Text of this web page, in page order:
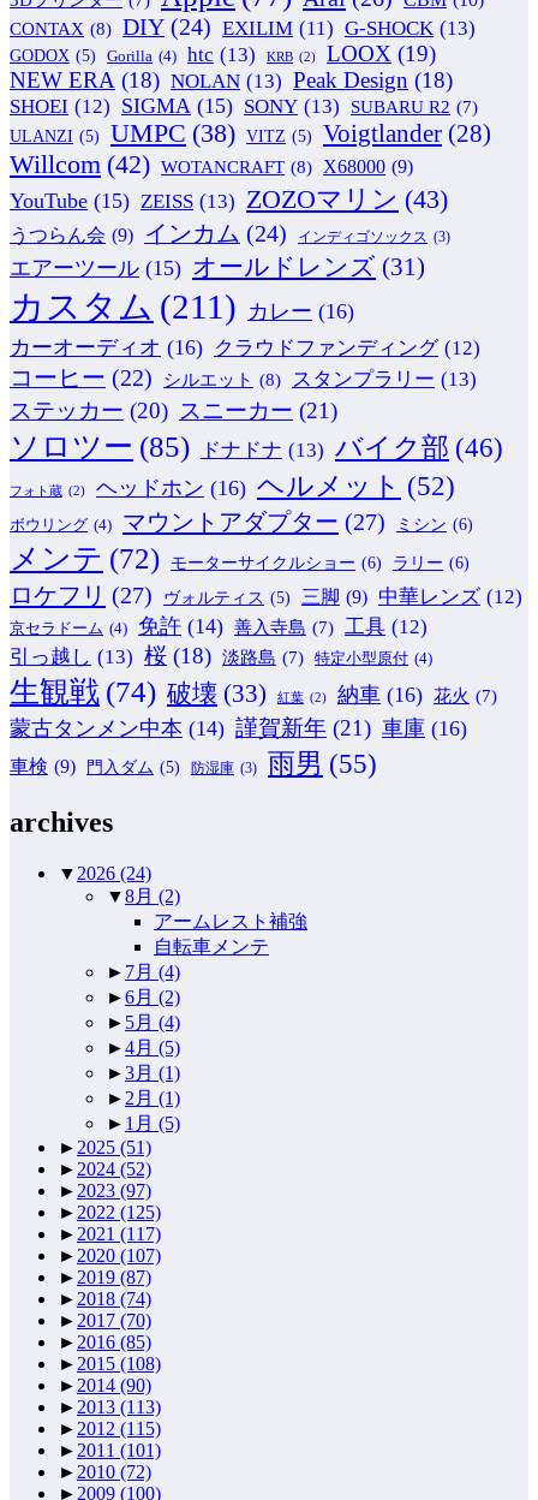
CONTAX (8) DIY (24) EXILIM (11) G-SHOCK (13)
GODOX (5) Gorilla (4) htc (13) KRB (2) LOOX (19)
NEW ERA (18) NOLAN (13) Peak Design (18)
SHOEI (12) SIGMA (15) SONY (13) SUBARU R2 (7)
ULANZI (5) UMPC (38) VITZ (5) Voigtlander (28)
Willcom (42) WOTANCRAFT (8) X68000 (9)
YouTube (15) ZEISS (13) ZOZOマリン (43)
うつらん会 (9) インカム (24) インディゴソックス (3)
エアーツール (15) オールドレンズ (31)
カスタム (211) カレー (16)
カーオーディオ (16) クラウドファンディング (12)
コーヒー (22) シルエット (8) スタンプラリー (13)
ステッカー (20) スニーカー (21)
ソロツー (85) ドナドナ (13) バイク部 (46)
フォト蔵 (2) ヘッドホン (16) ヘルメット (52)
ボウリング (4) マウントアダプター (27) ミシン (6)
メンテ (72) モーターサイクルショー (6) ラリー (6)
ロケフリ (27) ヴォルティス (5) 三脚 (9) 中華レンズ (12)
京セラドーム (4) 免許 (14) 善入寺島 (7) 工具 (12)
引っ越し (13) 桜 (18) 淡路島 (7) 特定小型原付 (4)
生観戦 (74) 破壊 (33) 紅葉 (2) 納車 (16) 花火 (7)
蒙古タンメン中本 (14) 謹賀新年 (21) 車庫 (16)
車検 (9) 門入ダム (5) 防湿庫 (3) 雨男 (55)
archives
▼ 2026 (24)
▼8月 (2)
アームレスト補強
自転車メンテ
► 7月 (4)
►6月 (2)
► 5月 (4)
►4月 (5)
►3月 (1)
► 2月 (1)
► 1月 (5)
► 2025 (51)
► 2024 (52)
► 2023 (97)
► 2022 (125)
► 2021 (117)
► 2020 (107)
► 2019 (87)
► 2018 (74)
► 2017 (70)
► 2016 (85)
► 2015 (108)
► 2014 (90)
► 2013 (113)
► 2012 (115)
► 2011 (101)
► 2010 (72)
► 2009 (100)